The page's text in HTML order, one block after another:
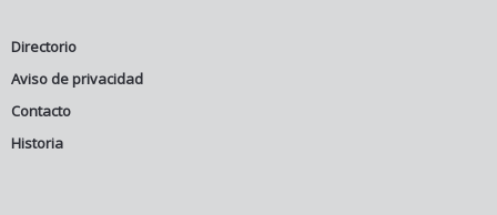
Directorio
Aviso de privacidad
Contacto
Historia